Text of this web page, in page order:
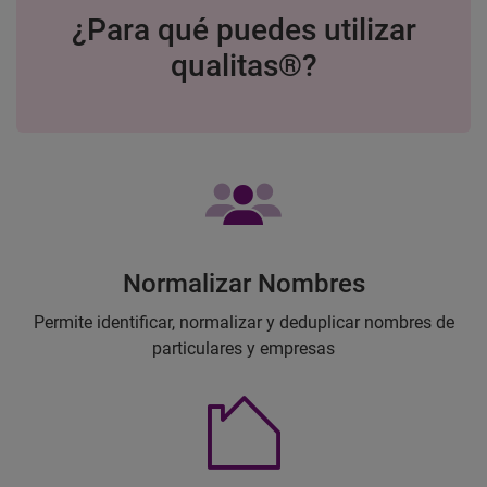
¿Para qué puedes utilizar
qualitas®?
Normalizar Nombres
Permite identificar, normalizar y deduplicar nombres de
particulares y empresas